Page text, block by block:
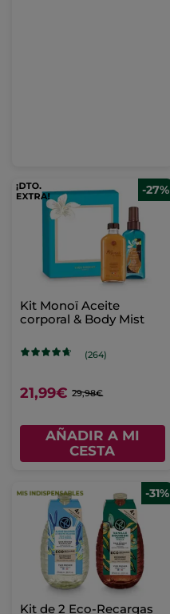
-27%
Kit Monoï Aceite
corporal & Body Mist
(264)
21,99€ 29,98€
AÑADIR A MI
CESTA
-31%
Kit de 2 Eco-Recargas